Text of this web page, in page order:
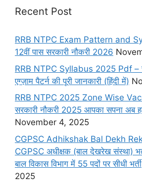
Recent Post
RRB NTPC Exam Pattern and
12वीं पास सरकारी नौकरी 2026
RRB NTPC Syllabus 2025 Pdf –
एग्ज़ाम पैटर्न की पूरी जानकारी (हिंदी में)
RRB NTPC 2025 Zone Wise
सरकारी नौकरी 2025 आपका सपना अब
November 4, 2025
CGPSC Adhikshak Bal Dekh
CGPSC अधीक्षक (बाल देखरेख संस्था)
बाल विकास विभाग में 55 पदों पर सीधी भर्ती
2025